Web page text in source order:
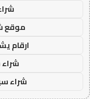
موقع
ارقام
شراء